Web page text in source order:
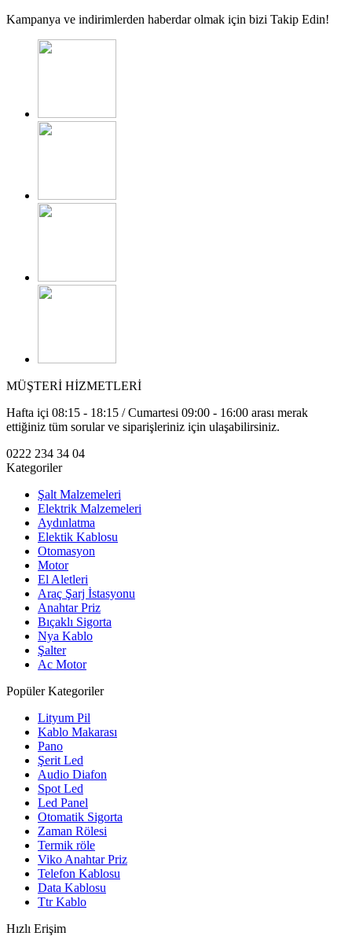
Kampanya ve indirimlerden haberdar olmak için bizi Takip Edin!
MÜŞTERİ HİZMETLERİ
Hafta içi 08:15 - 18:15 / Cumartesi 09:00 - 16:00 arası merak
ettiğiniz tüm sorular ve siparişleriniz için ulaşabilirsiniz.
0222 234 34 04
Kategoriler
Şalt Malzemeleri
Elektrik Malzemeleri
Aydınlatma
Elektik Kablosu
Otomasyon
Motor
El Aletleri
Araç Şarj İstasyonu
Anahtar Priz
Bıçaklı Sigorta
Nya Kablo
Şalter
Ac Motor
Popüler Kategoriler
Lityum Pil
Kablo Makarası
Pano
Şerit Led
Audio Diafon
Spot Led
Led Panel
Otomatik Sigorta
Zaman Rölesi
Termik röle
Viko Anahtar Priz
Telefon Kablosu
Data Kablosu
Ttr Kablo
Hızlı Erişim